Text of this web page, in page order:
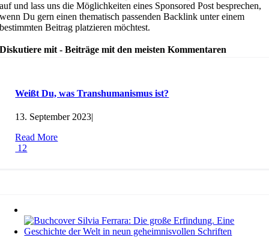
auf und lass uns die Möglichkeiten eines Sponsored Post besprechen,
wenn Du gern einen thematisch passenden Backlink unter einem
bestimmten Beitrag platzieren möchtest.
Diskutiere mit - Beiträge mit den meisten Kommentaren
Weißt Du, was Transhumanismus ist?
13. September 2023|
Read More
12